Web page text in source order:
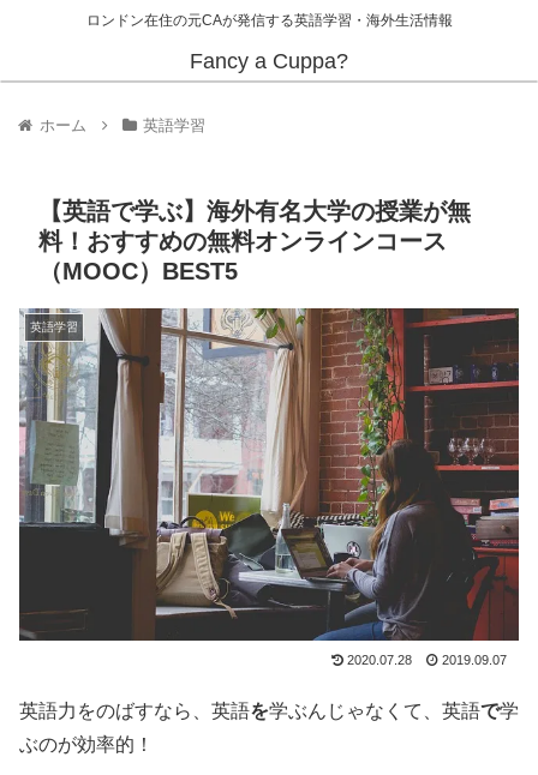
ロンドン在住の元CAが発信する英語学習・海外生活情報
Fancy a Cuppa?
ホーム 英語学習
【英語で学ぶ】海外有名大学の授業が無
料！おすすめの無料オンラインコース
（MOOC）BEST5
英語学習
2020.07.28 2019.09.07
英語力をのばすなら、英語を学ぶんじゃなくて、英語で学
ぶのが効率的！